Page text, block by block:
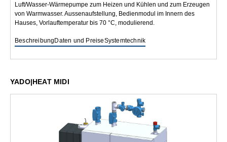
Luft/Wasser-Wärmepumpe zum Heizen und Kühlen und zum Erzeugen
von Warmwasser. Aussenaufstellung, Bedienmodul im Innern des
Hauses, Vorlauftemperatur bis 70 °C, modulierend.
BeschreibungDaten und PreiseSystemtechnik
YADO|HEAT MIDI